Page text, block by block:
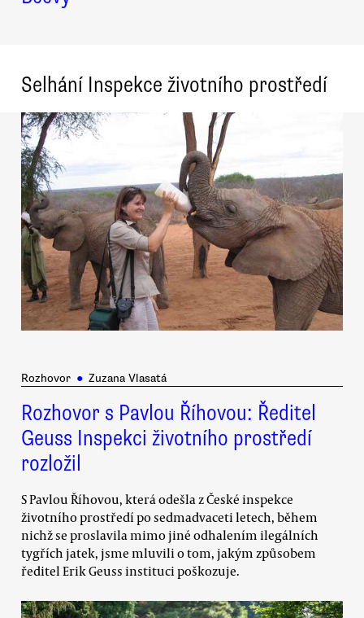
Selhání Inspekce životního prostředí
Rozhovor ● Zuzana Vlasatá
Rozhovor s Pavlou Říhovou: Ředitel
Geuss Inspekci životního prostředí
rozložil
S Pavlou Říhovou, která odešla z České inspekce
životního prostředí po sedmadvaceti letech, během
nichž se proslavila mimo jiné odhalením ilegálních
tygřích jatek, jsme mluvili o tom, jakým způsobem
ředitel Erik Geuss instituci poškozuje.